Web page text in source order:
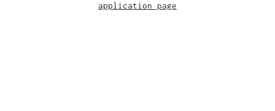
application page